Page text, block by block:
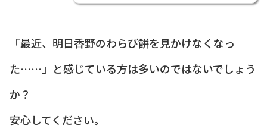
「最近、明日香野のわらび餅を見かけなくなっ
た……」と感じている方は多いのではないでしょう
か？
安心してください。